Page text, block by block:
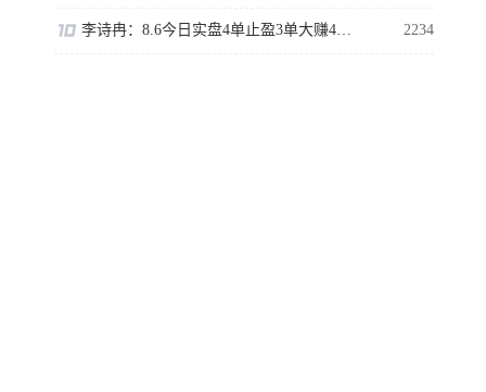
李诗冉：8.6今日实盘4单止盈3单大赚480点，晚间黄金回踩继续多。 2234